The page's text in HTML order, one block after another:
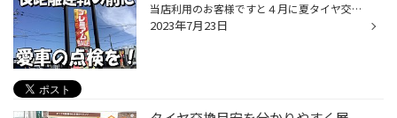
当店利用のお客様ですと４月に夏タイヤ交換をされる方が多いのが現状です。 そして冬タイヤに交換するのは大体１０月から１１月。 ７月８月は夏タイヤ交換をしてから次の冬タイヤ交換まで半分ほど経過した事になります。 今後はお盆の時期も来て長距離を乗る方も増えると思いますのでこの時期に 今...
2023年7月23日